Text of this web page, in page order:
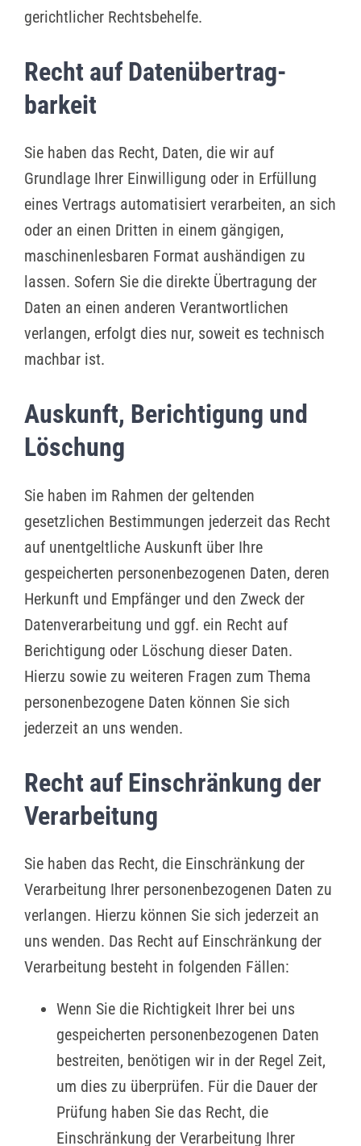
gerichtlicher Rechtsbehelfe.
Recht auf Daten­übertrag­
barkeit
Sie haben das Recht, Daten, die wir auf
Grundlage Ihrer Einwilligung oder in Erfüllung
eines Vertrags automatisiert verarbeiten, an sich
oder an einen Dritten in einem gängigen,
maschinenlesbaren Format aushändigen zu
lassen. Sofern Sie die direkte Übertragung der
Daten an einen anderen Verantwortlichen
verlangen, erfolgt dies nur, soweit es technisch
machbar ist.
Auskunft, Berichtigung und
Löschung
Sie haben im Rahmen der geltenden
gesetzlichen Bestimmungen jederzeit das Recht
auf unentgeltliche Auskunft über Ihre
gespeicherten personenbezogenen Daten, deren
Herkunft und Empfänger und den Zweck der
Datenverarbeitung und ggf. ein Recht auf
Berichtigung oder Löschung dieser Daten.
Hierzu sowie zu weiteren Fragen zum Thema
personenbezogene Daten können Sie sich
jederzeit an uns wenden.
Recht auf Einschränkung der
Verarbeitung
Sie haben das Recht, die Einschränkung der
Verarbeitung Ihrer personenbezogenen Daten zu
verlangen. Hierzu können Sie sich jederzeit an
uns wenden. Das Recht auf Einschränkung der
Verarbeitung besteht in folgenden Fällen:
Wenn Sie die Richtigkeit Ihrer bei uns
gespeicherten personenbezogenen Daten
bestreiten, benötigen wir in der Regel Zeit,
um dies zu überprüfen. Für die Dauer der
Prüfung haben Sie das Recht, die
Einschränkung der Verarbeitung Ihrer